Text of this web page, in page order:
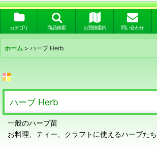
カテゴリ 商品検索 お買物案内 問い合わせ
ホーム > ハーブ Herb
ハーブ Herb
一般のハーブ苗
お料理、ティー、クラフトに使えるハーブたち